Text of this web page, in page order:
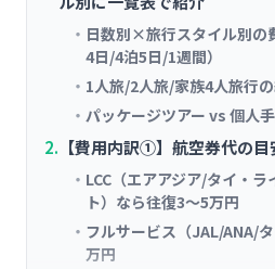
日数別×旅行スタイル別の
4日/4泊5日/1週間）
1人旅/2人旅/家族4人旅行
パッケージツアー vs 個人
【費用内訳①】航空券代の
LCC（エアアジア/タイ・
ト）なら往復3〜5万円
フルサービス（JAL/ANA/
万円